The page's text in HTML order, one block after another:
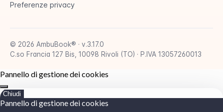
Preferenze privacy
© 2026 AmbuBook® · v.3.17.0
C.so Francia 127 Bis, 10098 Rivoli (TO) · P.IVA 13057260013
Pannello di gestione dei cookies
Chiudi
Pannello di gestione dei cookies